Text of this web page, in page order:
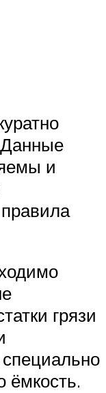
Данные
и
грязи
ёмкость.